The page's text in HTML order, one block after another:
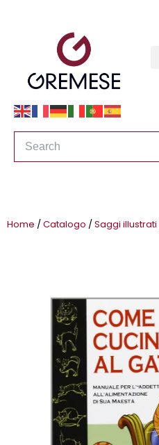
Home /Catalogo /Saggi illustrati